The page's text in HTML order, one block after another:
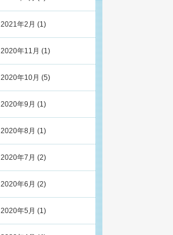
2021年2月 (1)
2020年11月 (1)
2020年10月 (5)
2020年9月 (1)
2020年8月 (1)
2020年7月 (2)
2020年6月 (2)
2020年5月 (1)